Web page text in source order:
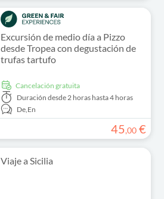
Excursión de medio día a Pizzo
desde Tropea con degustación de
trufas tartufo
cancelación gratuita
Duración desde 2 horas hasta 4 horas
De,En
45,00 €
Viaje a Sicilia